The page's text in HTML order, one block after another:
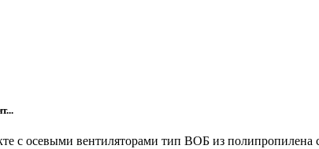
с осевыми вентиляторами тип ВОБ из